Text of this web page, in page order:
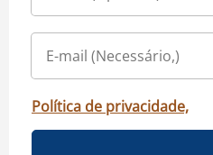
Política de privacidade,